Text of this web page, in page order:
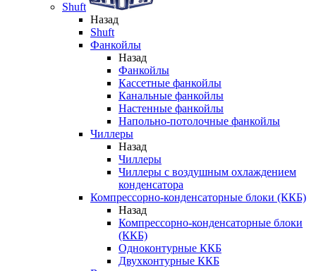
Shuft
Назад
Shuft
Фанкойлы
Назад
Фанкойлы
Кассетные фанкойлы
Канальные фанкойлы
Настенные фанкойлы
Напольно-потолочные фанкойлы
Чиллеры
Назад
Чиллеры
Чиллеры с воздушным охлаждением
конденсатора
Компрессорно-конденсаторные блоки (ККБ)
Назад
Компрессорно-конденсаторные блоки
(ККБ)
Одноконтурные ККБ
Двухконтурные ККБ